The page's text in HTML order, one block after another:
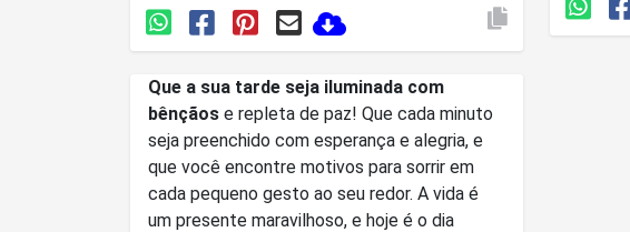
Que a sua tarde seja iluminada com
bênçãos e repleta de paz! Que cada minuto
seja preenchido com esperança e alegria, e
que você encontre motivos para sorrir em
cada pequeno gesto ao seu redor. A vida é
um presente maravilhoso, e hoje é o dia